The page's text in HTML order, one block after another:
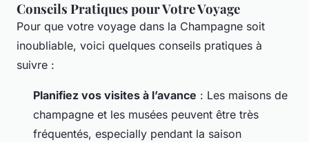
Conseils Pratiques pour Votre Voyage
Pour que votre voyage dans la Champagne soit
inoubliable, voici quelques conseils pratiques à
suivre :
Planifiez vos visites à l’avance : Les maisons de
champagne et les musées peuvent être très
fréquentés, especially pendant la saison